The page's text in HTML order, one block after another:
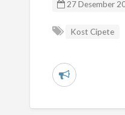
27 Desember
Kost Cipete
L